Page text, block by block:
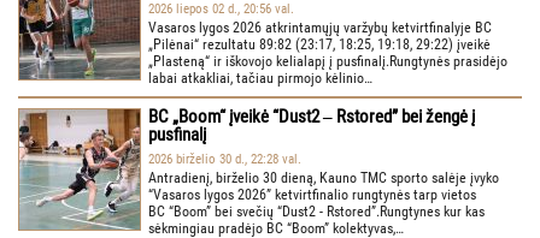
2026 liepos 02 d., 20:56 val.
Vasaros lygos 2026 atkrintamųjų varžybų ketvirtfinalyje BC
„Pilėnai“ rezultatu 89:82 (23:17, 18:25, 19:18, 29:22) įveikė
„Plasteną“ ir iškovojo kelialapį į pusfinalį.Rungtynės prasidėjo
labai atkakliai, tačiau pirmojo kėlinio…
BC „Boom“ įveikė “Dust2 ‒ Rstored” bei žengė į
pusfinalį
2026 birželio 30 d., 22:28 val.
Antradienį, birželio 30 dieną, Kauno TMC sporto salėje įvyko
“Vasaros lygos 2026” ketvirtfinalio rungtynės tarp vietos
BC “Boom” bei svečių “Dust2 - Rstored”.Rungtynes kur kas
sėkmingiau pradėjo BC “Boom” kolektyvas,…